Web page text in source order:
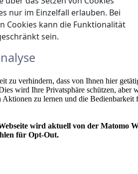
nur im Einzelfall erlauben. Bei
Cookies kann die Funktionalität
sein.